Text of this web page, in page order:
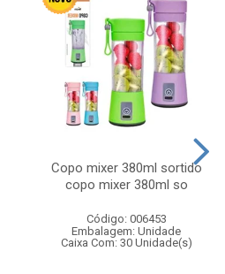
Copo mixer 380ml sortido
copo mixer 380ml so
Código: 006453
Embalagem: Unidade
Caixa Com: 30 Unidade(s)